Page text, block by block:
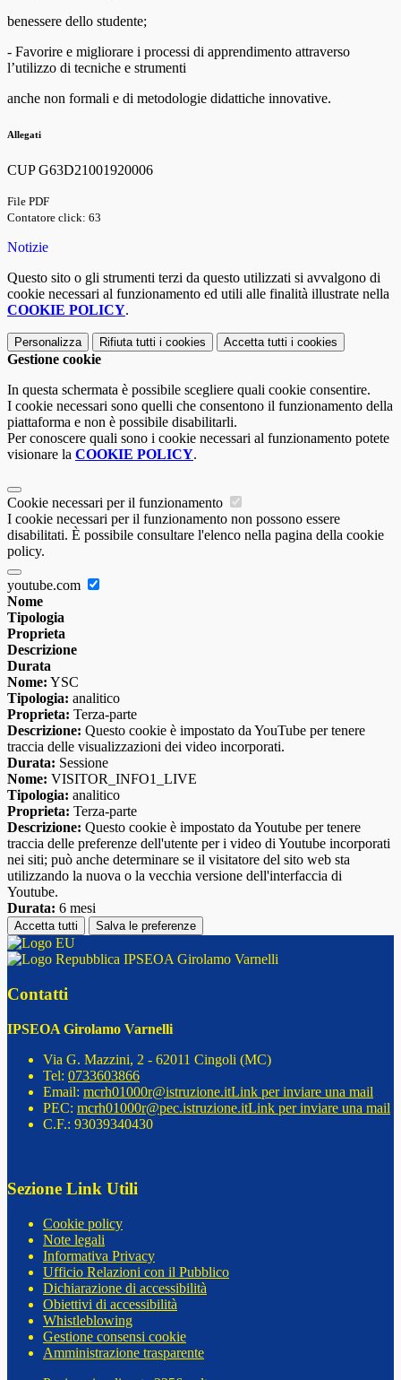
benessere dello studente;
- Favorire e migliorare i processi di apprendimento attraverso
l’utilizzo di tecniche e strumenti
anche non formali e di metodologie didattiche innovative.
Allegati
CUP G63D21001920006
File PDF
Contatore click: 63
Notizie
Questo sito o gli strumenti terzi da questo utilizzati si avvalgono di
cookie necessari al funzionamento ed utili alle finalità illustrate nella
COOKIE POLICY.
Personalizza Rifiuta tutti i cookies Accetta tutti i cookies
Gestione cookie
In questa schermata è possibile scegliere quali cookie consentire.
I cookie necessari sono quelli che consentono il funzionamento della
piattaforma e non è possibile disabilitarli.
Per conoscere quali sono i cookie necessari al funzionamento potete
visionare la COOKIE POLICY.
Cookie necessari per il funzionamento
I cookie necessari per il funzionamento non possono essere
disabilitati. È possibile consultare l'elenco nella pagina della cookie
policy.
youtube.com
Nome
Tipologia
Proprieta
Descrizione
Durata
Nome: YSC
Tipologia: analitico
Proprieta: Terza-parte
Descrizione: Questo cookie è impostato da YouTube per tenere
traccia delle visualizzazioni dei video incorporati.
Durata: Sessione
Nome: VISITOR_INFO1_LIVE
Tipologia: analitico
Proprieta: Terza-parte
Descrizione: Questo cookie è impostato da Youtube per tenere
traccia delle preferenze dell'utente per i video di Youtube incorporati
nei siti; può anche determinare se il visitatore del sito web sta
utilizzando la nuova o la vecchia versione dell'interfaccia di
Youtube.
Durata: 6 mesi
Accetta tutti Salva le preferenze
IPSEOA Girolamo Varnelli
Contatti
IPSEOA Girolamo Varnelli
Via G. Mazzini, 2 - 62011 Cingoli (MC)
Tel: 0733603866
Email: mcrh01000r@istruzione.itLink per inviare una mail
PEC: mcrh01000r@pec.istruzione.itLink per inviare una mail
C.F.: 93039340430
Sezione Link Utili
Cookie policy
Note legali
Informativa Privacy
Ufficio Relazioni con il Pubblico
Dichiarazione di accessibilità
Obiettivi di accessibilità
Whistleblowing
Gestione consensi cookie
Amministrazione trasparente